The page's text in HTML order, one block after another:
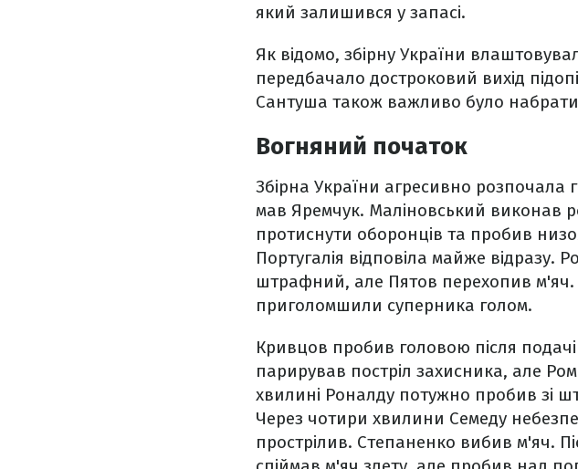
який залишився у запасі.
Як відомо, збірну України
передбачало достроковий вихід
Сантуша також важливо було
Вогняний початок
Збірна України агресивно розпочала
мав Яремчук. Маліновський виконав
протиснути оборонців та пробив
Португалія відповіла майже відразу.
штрафний, але Пятов перехопив м'яч.
приголомшили суперника голом.
Кривцов пробив головою після подачі
парирував постріл захисника, але
хвилині Роналду потужно пробив зі
Через чотири хвилини Семеду
прострілив. Степаненко вибив м'яч.